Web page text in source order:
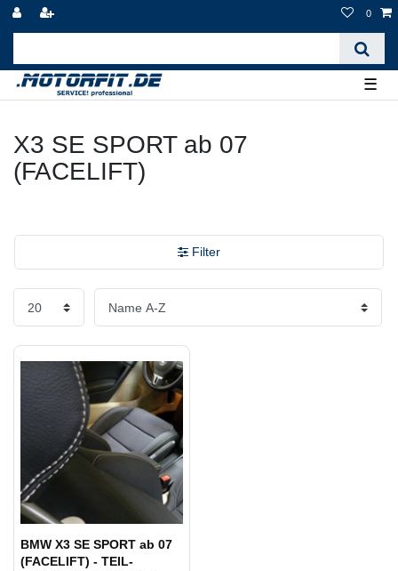
0
☰
X3 SE SPORT ab 07
(FACELIFT)
Filter
BMW X3 SE SPORT ab 07
(FACELIFT) - TEIL-